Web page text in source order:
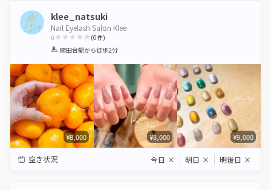
klee_natsuki
Nail Eyelash Salon Klee
0
1 2 3 4 5
(0件)
勝田台駅から徒歩2分
¥8,000 ¥8,000 ¥9,000
空き状況 今日 × 明日 × 明後日 ×